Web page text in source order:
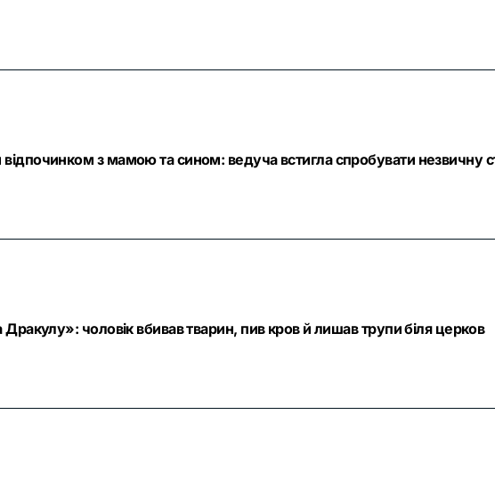
з мамою та сином: ведуча встигла спробувати незвичну
Дракулу»: чоловік вбивав тварин, пив кров й лишав трупи біля церков